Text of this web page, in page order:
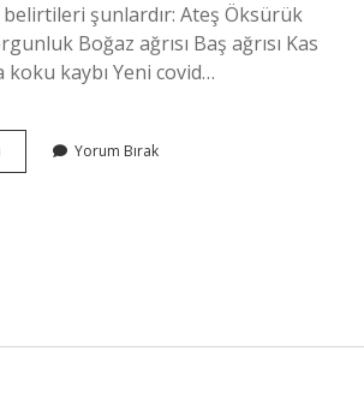
belirtileri şunlardır: Ateş Öksürük
Boğaz ağrısı Baş ağrısı Kas
koku kaybı Yeni covid…
Virüs
Yorum Bırak